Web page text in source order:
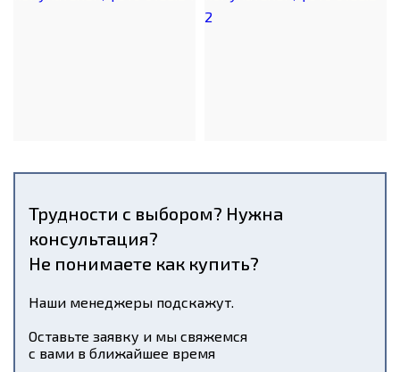
Трудности с выбором? Нужна
консультация?
Не понимаете как купить?
Наши менеджеры подскажут.
Оставьте заявку и мы свяжемся
с вами в ближайшее время